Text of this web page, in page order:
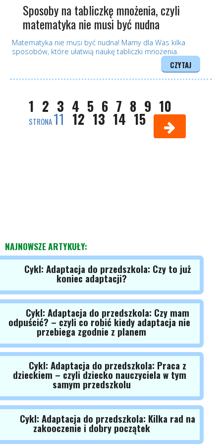
Sposoby na tabliczkę mnożenia, czyli
matematyka nie musi być nudna
Matematyka nie musi być nudna! Mamy dla Was kilka
sposobów, które ułatwią naukę tabliczki mnożenia.
CZYTAJ
1 2 3 4 5 6 7 8 9 10
STRONA11 12 13 14 15
NAJNOWSZE ARTYKUŁY:
Cykl: Adaptacja do przedszkola: Czy to już
koniec adaptacji?
Cykl: Adaptacja do przedszkola: Czy mam
odpuścić? – czyli co robić kiedy adaptacja nie
przebiega zgodnie z planem
Cykl: Adaptacja do przedszkola: Praca z
dzieckiem – czyli dziecko nauczyciela w tym
samym przedszkolu
Cykl: Adaptacja do przedszkola: Kilka rad na
zakooczenie i dobry początek